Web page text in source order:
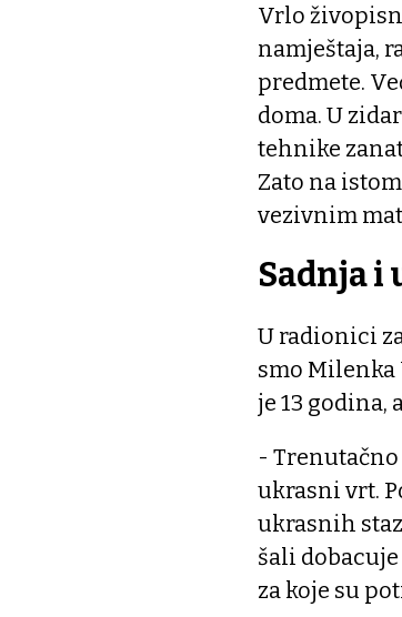
Vrlo
namještaja,
predmete.
doma. U
tehnike
Zato na
vezivnim
Sadnja i
U radionici
smo Milenka
je 13 godina,
-
ukrasni vrt.
ukrasnih
šali
za koje su